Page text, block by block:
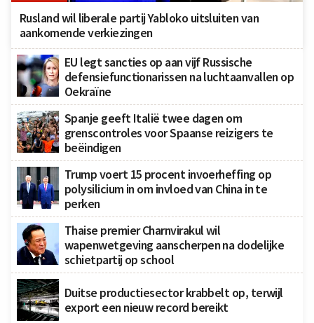
Rusland wil liberale partij Yabloko uitsluiten van
aankomende verkiezingen
EU legt sancties op aan vijf Russische
defensiefunctionarissen na luchtaanvallen op
Oekraïne
Spanje geeft Italië twee dagen om
grenscontroles voor Spaanse reizigers te
beëindigen
Trump voert 15 procent invoerheffing op
polysilicium in om invloed van China in te
perken
Thaise premier Charnvirakul wil
wapenwetgeving aanscherpen na dodelijke
schietpartij op school
Duitse productiesector krabbelt op, terwijl
export een nieuw record bereikt